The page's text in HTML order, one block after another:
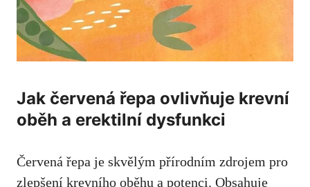
Jak červená řepa ovlivňuje krevní
oběh a erektilní dysfunkci
Červená řepa je skvělým přírodním zdrojem pro
zlepšení krevního oběhu a potenci. Obsahuje